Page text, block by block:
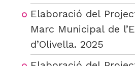
Elaboració del
Marc Municipal de
d’Olivella. 2025